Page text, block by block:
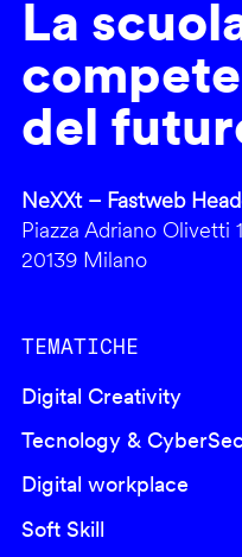
La
del
NeXXt – Fastweb
Piazza Adriano Olivetti 1
20139 Milano
TEMATICHE
Digital Creativity
Tecnology &
Digital workplace
Soft Skill